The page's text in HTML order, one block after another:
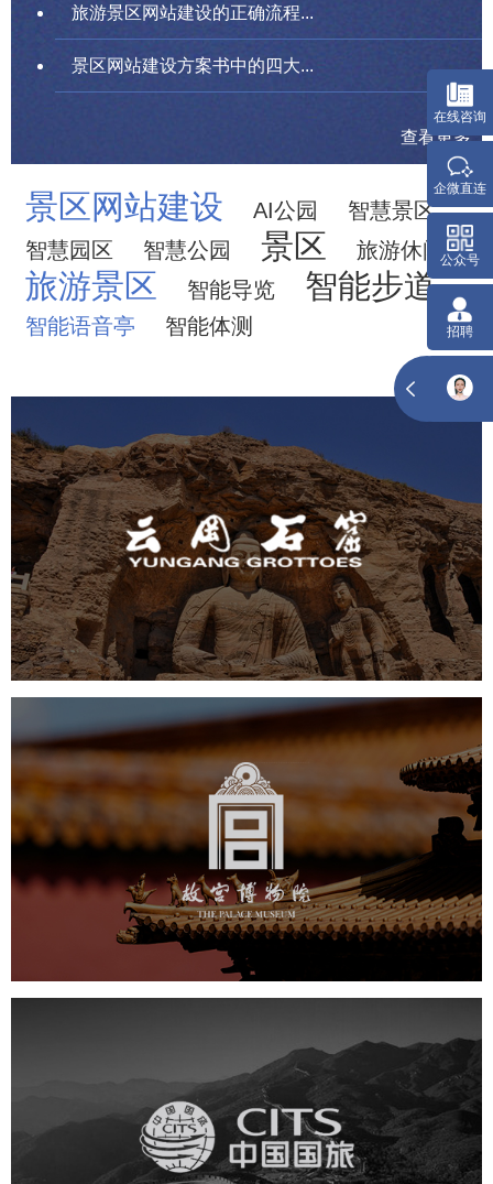
旅游景区网站建设的正确流程...
景区网站建设方案书中的四大...
查看更多
景区网站建设 AI公园
智慧景区
智慧园区
智慧公园 景区 旅游休闲
旅游景区 智能导览 智能步道
智能语音亭 智能体测
云冈石窟
旅游休闲 景区网站建设 品牌官网
网页设计
景区
故宫博物院
文化艺术 博物馆 智慧博物馆
博物馆网站建设
景区网站建设
文创商城 万能专题 网站代运营
中国国旅